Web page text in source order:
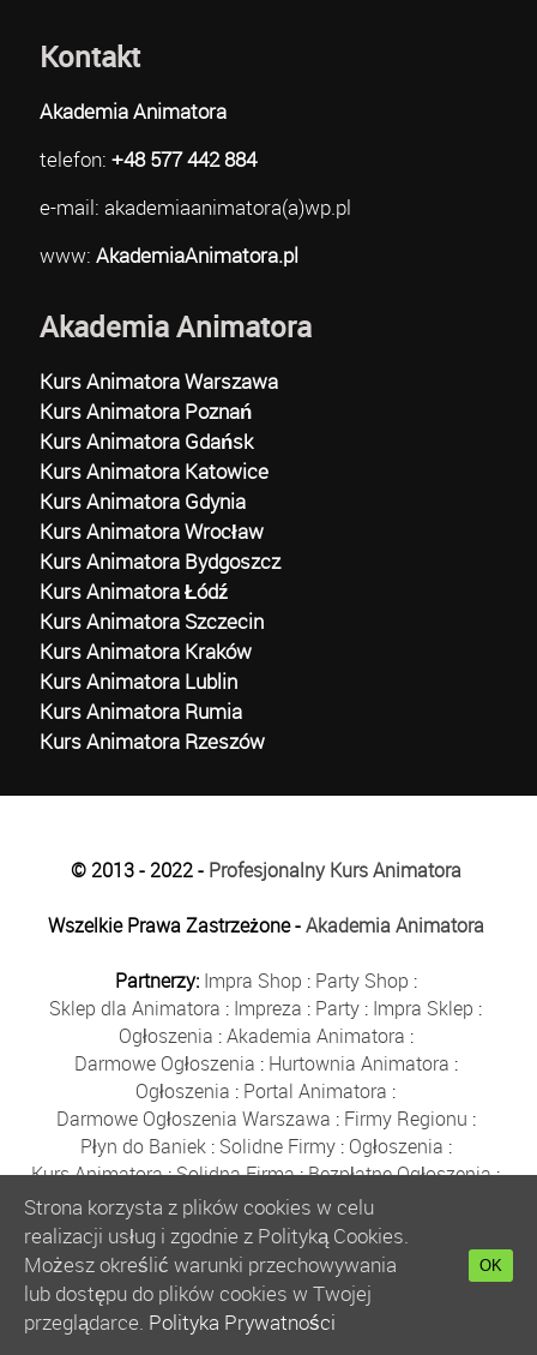
Kontakt
Akademia Animatora
telefon: +48 577 442 884
e-mail: akademiaanimatora(a)wp.pl
www: AkademiaAnimatora.pl
Akademia Animatora
Kurs Animatora Warszawa
Kurs Animatora Poznań
Kurs Animatora Gdańsk
Kurs Animatora Katowice
Kurs Animatora Gdynia
Kurs Animatora Wrocław
Kurs Animatora Bydgoszcz
Kurs Animatora Łódź
Kurs Animatora Szczecin
Kurs Animatora Kraków
Kurs Animatora Lublin
Kurs Animatora Rumia
Kurs Animatora Rzeszów
© 2013 - 2022 - Profesjonalny Kurs Animatora
Wszelkie Prawa Zastrzeżone -Akademia Animatora
Partnerzy: Impra Shop : Party Shop :
Sklep dla Animatora : Impreza : Party : Impra Sklep :
Ogłoszenia :Akademia Animatora :
Darmowe Ogłoszenia : Hurtownia Animatora :
Ogłoszenia : Portal Animatora :
Darmowe Ogłoszenia Warszawa : Firmy Regionu :
Płyn do Baniek: Solidne Firmy: Ogłoszenia :
Kurs Animatora:Solidna Firma:Bezpłatne Ogłoszenia:
Animator Czasu Wolnego:
Bezpłatne Ogłoszenia Warszawa:sklep animatora
Bańki Mydlane:Bezpłatne Ogłoszenia
Szkolenie Animatorów:Kurs Animatora
:
Kurs Animatora Warszawa :Rumia
Kurs Animatora Poznań:
Strona korzysta z plików cookies w celu
realizacji usług i zgodnie z Polityką Cookies.
Możesz określić warunki przechowywania
lub dostępu do plików cookies w Twojej
przeglądarce. Polityka Prywatności
OK